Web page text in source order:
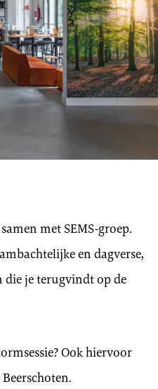
met SEMS-groep.
en dagverse,
die je terugvindt op de
Ook hiervoor